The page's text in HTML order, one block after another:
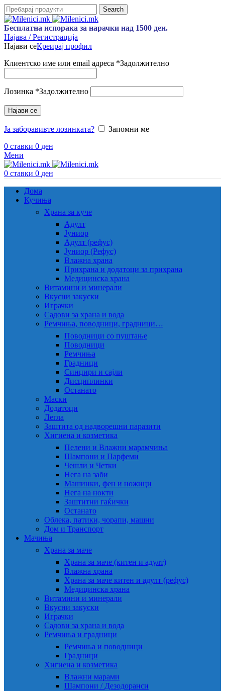
Search
Бесплатна испорака за нарачки над 1500 ден.
Најава / Регистрација
Најави сеКреирај профил
Клиентско име или email адреса *Задолжително
Лозинка *Задолжително
Најави се
Ја заборавивте лозинката?
Запомни ме
0 ставки 0 ден
Мени
0 ставки 0 ден
Дома
Кучиња
Храна за куче
Адулт
Јуниор
Адулт (рефус)
Јуниор (Рефус)
Влажна храна
Прихрана и додатоци за прихрана
Медицинска храна
Витамини и минерали
Вкусни закуски
Играчки
Садови за храна и вода
Ремчиња, поводници, градници…
Поводници со пуштање
Поводници
Ремчиња
Градници
Синџири и сајли
Дисциплинки
Останато
Маски
Додатоци
Легла
Заштита од надворешни паразити
Хигиена и козметика
Пелени и Влажни марамчиња
Шампони и Парфеми
Чешли и Четки
Нега на заби
Машинки, фен и ножици
Нега на нокти
Заштитни гаќички
Останато
Облека, патики, чорапи, машни
Дом и Транспорт
Мачиња
Храна за маче
Храна за маче (китен и адулт)
Влажна храна
Храна за маче китен и адулт (рефус)
Медицинска храна
Витамини и минерали
Вкусни закуски
Играчки
Садови за храна и вода
Ремчиња и градници
Ремчиња и поводници
Градници
Хигиена и козметика
Влажни марами
Шампони / Дезодоранси